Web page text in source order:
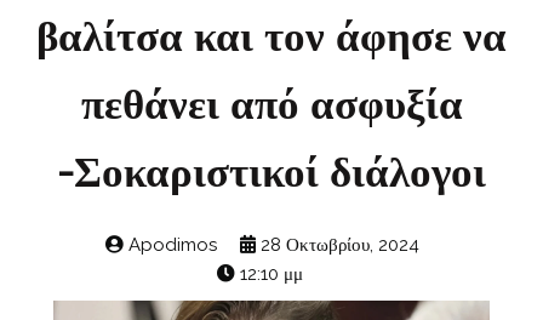
βαλίτσα και τον άφησε να
πεθάνει από ασφυξία
-Σοκαριστικοί διάλογοι
Apodimos
28 Οκτωβρίου, 2024
12:10 μμ